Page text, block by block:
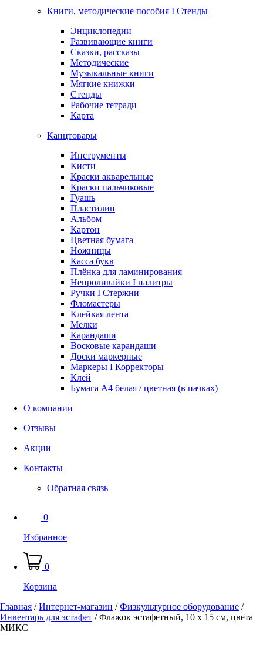
Книги, методические пособия I Стенды
Энциклопедии
Развивающие книги
Сказки, рассказы
Методические
Музыкальные книги
Мягкие книжки
Стенды
Рабочие тетради
Карта
Канцтовары
Инструменты
Кисти
Краски акварельные
Краски пальчиковые
Гуашь
Пластилин
Альбом
Картон
Цветная бумага
Ножницы
Касса букв
Плёнка для ламинирования
Непроливайки I палитры
Ручки I Стержни
Фломастеры
Клейкая лента
Мелки
Карандаши
Восковые карандаши
Доски маркерные
Маркеры I Корректоры
Клей
Бумага А4 белая / цветная (в пачках)
О компании
Отзывы
Акции
Контакты
Обратная связь
0
Избранное
0
Корзина
Главная /Интернет-магазин /Физкультурное оборудование /
Инвентарь для эстафет /Флажок эстафетный, 10 х 15 см, цвета
МИКС